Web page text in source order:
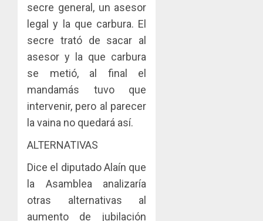
secre general, un asesor
legal y la que carbura. El
secre trató de sacar al
asesor y la que carbura
se metió, al final el
mandamás tuvo que
intervenir, pero al parecer
la vaina no quedará así.
ALTERNATIVAS
Dice el diputado Alaín que
la Asamblea analizaría
otras alternativas al
aumento de jubilación